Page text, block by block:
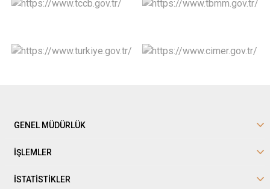
GENEL MÜDÜRLÜK
İŞLEMLER
İSTATİSTİKLER